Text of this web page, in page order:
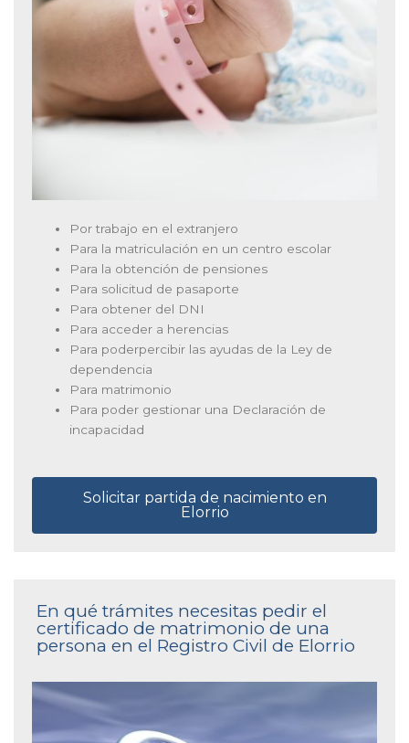
Por trabajo en el extranjero
Para la matriculación en un centro escolar
Para la obtención de pensiones
Para solicitud de pasaporte
Para obtener del DNI
Para acceder a herencias
Para poderpercibir las ayudas de la Ley de
dependencia
Para matrimonio
Para poder gestionar una Declaración de
incapacidad
Solicitar partida de nacimiento en
Elorrio
En qué trámites necesitas pedir el
certificado de matrimonio de una
persona en el Registro Civil de Elorrio